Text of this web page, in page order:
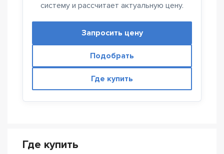
систему и рассчитает актуальную цену.
Запросить цену
Подобрать
Где купить
Где купить